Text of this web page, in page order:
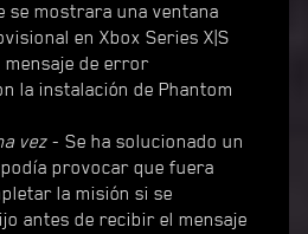
se mostrara una ventana
en Xbox Series X|S
mensaje de error
la instalación de Phantom
vez - Se ha solucionado un
provocar que fuera
la misión si se
antes de recibir el mensaje